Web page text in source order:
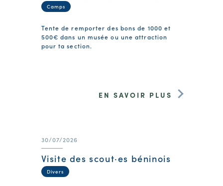
Camps
Tente de remporter des bons de 1000 et
500€ dans un musée ou une attraction
pour ta section.
EN SAVOIR PLUS
30/07/2026
Visite des scout·es béninois
Divers